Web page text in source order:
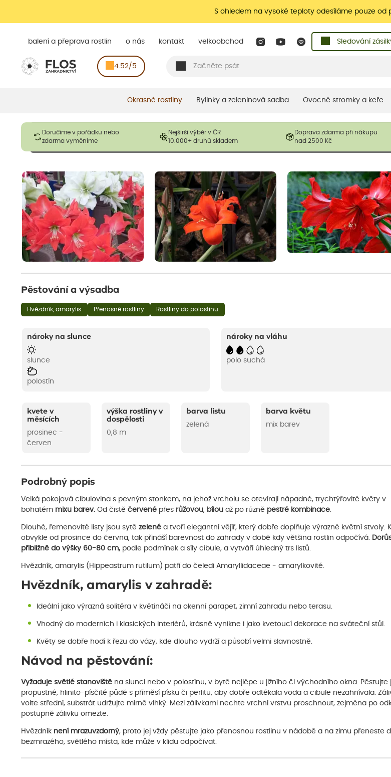
S ohledem na vysoké teploty odesíláme pouze od
balení a přeprava rostlin o nás kontakt velkoobchod Sledování
4.52/5
Okrasné rostliny Bylinky a zeleninová sadba Ovocné stromky a keře
Doručíme v pořádku nebo
zdarma vyměníme
Nejširší výběr v ČR
10.000+ druhů skladem
Doprava zdarma při nákupu
nad 2500 Kč
Obrázky slouží pouze pro ilustrační účely a mají reprezentovat prodávané produkty. V závislosti na sezónnosti mohou být
opadavé rostliny dodávány v dormantním stavu a bez listů. Rostliny mohou být také sestřiženy níže, než je uvedená
Pěstování a výsadba
Hvězdník, amarylis Přenosné rostliny Rostliny do polostínu
nároky na slunce
slunce
polostín
nároky na vláhu
polo suchá
kvete v
měsících
prosinec -
červen
výška rostliny v
dospělosti
0,8 m
barva listu
zelená
barva květu
mix barev
Podrobný popis
Velká pokojová cibulovina s pevným stonkem, na jehož vrcholu se otevírají nápadné, trychtýřovité květy v
bohatém mixu barev. Od čistě červené přes růžovou, bílou až po různě pestré kombinace.
Dlouhé, řemenovité listy jsou sytě zelené a tvoří elegantní vějíř, který dobře doplňuje výrazné květní stvoly.
obvykle od prosince do června, tak přináší barevnost do zahrady v době kdy většina rostlin odpočívá.
přibližně do výšky 60-80 cm, podle podmínek a síly cibule, a vytváří úhledný trs listů.
Hvězdník, amarylis (Hippeastrum rutilum) patří do čeledi Amaryllidaceae - amarylkovité.
Hvězdník, amarylis v zahradě:
Ideální jako výrazná solitéra v květináči na okenní parapet, zimní zahradu nebo terasu.
Vhodný do moderních i klasických interiérů, krásně vynikne i jako kvetoucí dekorace na sváteční stůl.
Květy se dobře hodí k řezu do vázy, kde dlouho vydrží a působí velmi slavnostně.
Návod na pěstování:
Vyžaduje světlé stanoviště na slunci nebo v polostínu, v bytě nejlépe u jižního či východního okna. Pěstujte
propustné, hlinito-písčité půdě s příměsí písku či perlitu, aby dobře odtékala voda a cibule nezahnívala.
volte střední, substrát udržujte mírně vlhký. Mezi zálivkami nechte vrchní vrstvu proschnout, zejména po
postupně zálivku omezte.
Hvězdník není mrazuvzdorný, proto jej vždy pěstujte jako přenosnou rostlinu v nádobě a na zimu přeneste
bezmrazého, světlého místa, kde může v klidu odpočívat.